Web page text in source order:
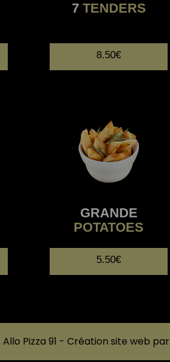
7TENDERS
8.50€
GRANDE
POTATOES
5.50€
Allo Pizza 91 - Création site web par